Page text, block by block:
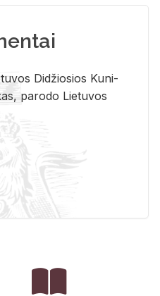
Di­džio­sios Ku­ni­
pa­ro­do Lie­tu­vos